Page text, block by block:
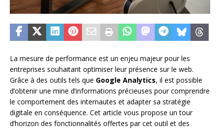
La mesure de performance est un enjeu majeur pour les
entreprises souhaitant optimiser leur présence sur le web.
Grâce à des outils tels que Google Analytics, il est possible
d’obtenir une mine d’informations précieuses pour comprendre
le comportement des internautes et adapter sa stratégie
digitale en conséquence. Cet article vous propose un tour
d’horizon des fonctionnalités offertes par cet outil et des